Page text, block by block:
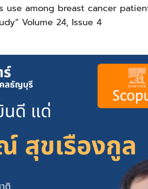
among breast cancer
Volume 24, Issue 4